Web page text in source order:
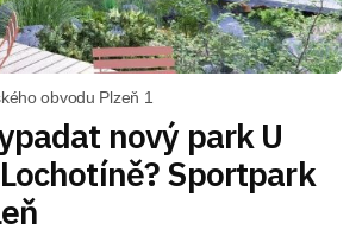
obvodu Plzeň 1
nový park U
Sportpark